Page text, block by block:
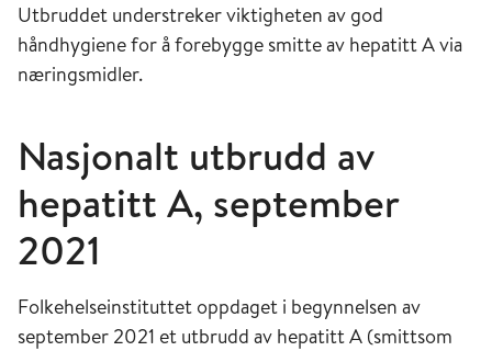
Utbruddet understreker viktigheten av god
håndhygiene for å forebygge smitte av hepatitt A via
næringsmidler.
Nasjonalt utbrudd av
hepatitt A, september
2021
Folkehelseinstituttet oppdaget i begynnelsen av
september 2021 et utbrudd av hepatitt A (smittsom